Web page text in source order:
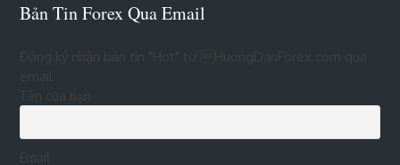
Bản Tin Forex Qua Email
Đăng ký nhận bản tin "Hot" từ HuongDanForex.com qua
Tên của bạn